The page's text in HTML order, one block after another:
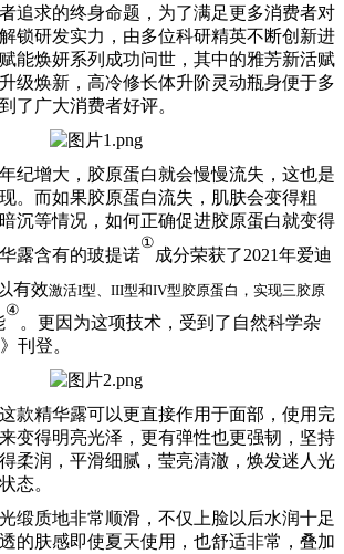
追求的终身命题，为了满足更多消费者对
锁研发实力，由多位科研精英不断创新进
能焕妍系列成功问世，其中的雅芳新活赋
级焕新 ， 高冷修长体升阶灵动瓶身便于多
到了广大消费者好评。
纪增大，胶原蛋白就会慢慢流失，这也是
。而如果胶原蛋白流失，肌肤会变得粗
沉等情况，如何正确促进胶原蛋白就变得
露含有的玻提诺
①
成分荣获了2021年爱迪
有效激活I型、III型和IV型胶原蛋白，实现三胶原
④
。更因为这项技术，受到了自然科学杂
刊登。
款精华露可以更直接作用于面部，使用完
变得明亮光泽，更有弹性也更强韧，坚持
柔润，平滑细腻，莹亮清澈，焕发迷人光
态。
缎质地非常顺滑，不仅上脸以后水润十足
的肤感即使夏天使用，也舒适非常，叠加